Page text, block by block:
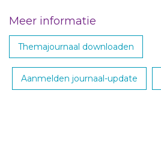
Meer informatie
Themajournaal downloaden
Aanmelden journaal-update